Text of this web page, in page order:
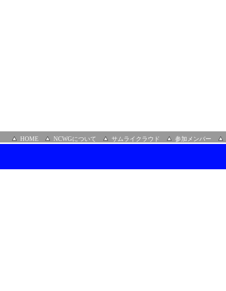
HOME NCWGについて サムライクラウド 参加メンバー